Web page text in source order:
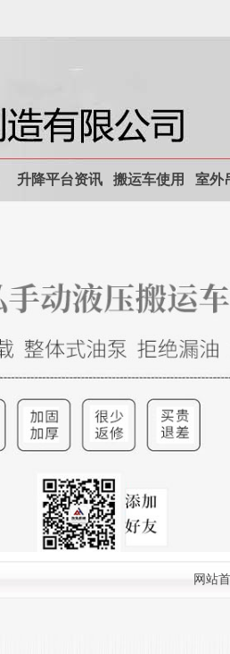
升降平台资讯 搬运车使用 室外
网站